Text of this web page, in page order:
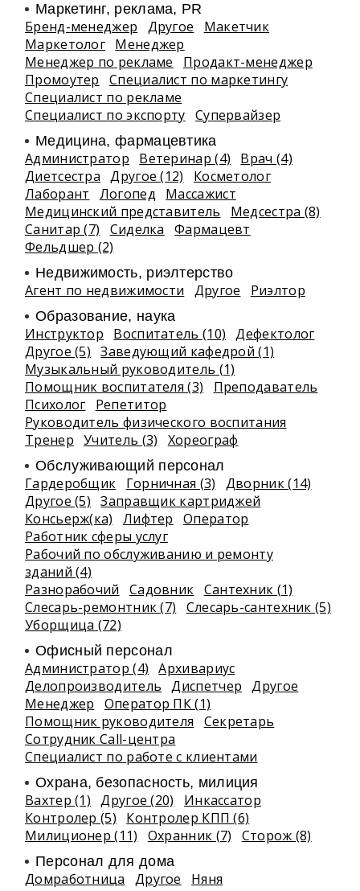
Маркетинг, реклама, PR
Бренд-менеджер Другое
Макетчик
Маркетолог Менеджер
Менеджер по рекламе
Продакт-менеджер
Промоутер
Специалист по маркетингу
Специалист по рекламе
Специалист по экспорту Супервайзер
Медицина, фармацевтика
Администратор Ветеринар (4)
Врач (4)
Диетсестра
Другое (12)
Косметолог
Лаборант
Логопед
Массажист
Медицинский представитель
Медсестра (8)
Санитар (7)
Сиделка
Фармацевт
Фельдшер (2)
Недвижимость, риэлтeрство
Агент по недвижимости Другое Риэлтор
Образование, наука
Инструктор Воспитатель (10)
Дефектолог
Другое (5)
Заведующий кафедрой (1)
Музыкальный руководитель (1)
Помощник воспитателя (3)
Преподаватель
Психолог
Репетитор
Руководитель физического воспитания
Тренер Учитель (3) Хореограф
Обслуживающий персонал
Гардеробщик Горничная (3)
Дворник (14)
Другое (5)
Заправщик картриджей
Консьерж(ка)
Лифтер
Оператор
Работник сферы услуг
Рабочий по обслуживанию и ремонту
зданий (4)
Разнорабочий
Садовник Сантехник (1)
Слесарь-ремонтник (7)
Слесарь-сантехник (5)
Уборщица (72)
Офисный персонал
Администратор (4)
Архивариус
Делопроизводитель
Диспетчер
Другое
Менеджер
Оператор ПК (1)
Помощник руководителя
Секретарь
Сотрудник Call-центра
Специалист по работе с клиентами
Охрана, безопасность, милиция
Вахтер (1) Другое (20)
Инкассатор
Контролер (5)
Контролер КПП (6)
Милиционер (11)
Охранник (7) Сторож (8)
Персонал для дома
Домработница Другое
Няня